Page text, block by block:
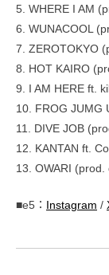
5. WHERE I AM
6. WUNACOOL
7. ZEROTOKYO
8. HOT KAIRO
9. I AM HERE ft.
10. FROG JUMG
11. DIVE JOB
12. KANTAN ft.
13. OWARI (prod.
■e5： Instagram /